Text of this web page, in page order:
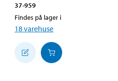
37-959
Findes på lager i
18varehuse